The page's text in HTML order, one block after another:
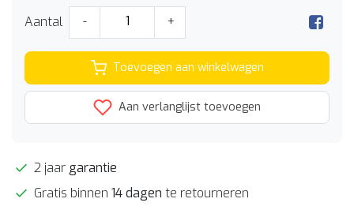
Aantal - +
Toevoegen aan winkelwagen
Aan verlanglijst toevoegen
2 jaar garantie
Gratis binnen 14 dagen te retourneren